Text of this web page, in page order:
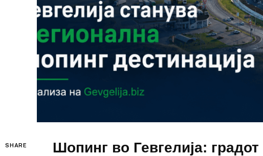
SHARE
Шопинг во Гевгелија: